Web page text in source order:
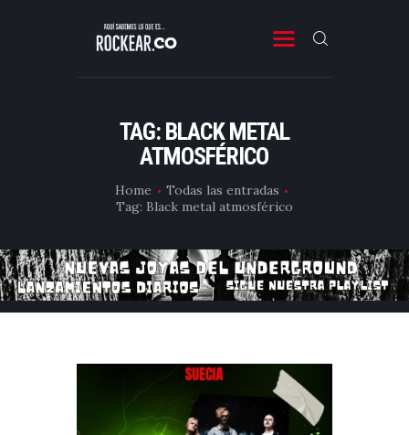
TAG: BLACK METAL
ATMOSFÉRICO
Home
Todas las entradas
Tag: Black metal atmosférico
SONIDO COLOMBIANO
PLAYLIST
CONTACTO